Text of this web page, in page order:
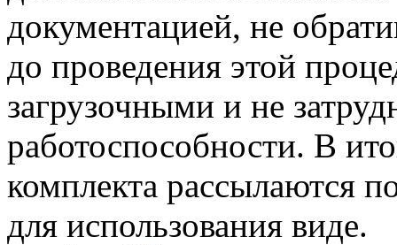
документацией, не
до проведения этой
загрузочными и не
работоспособности. В
комплекта рассылаются
для использования виде.